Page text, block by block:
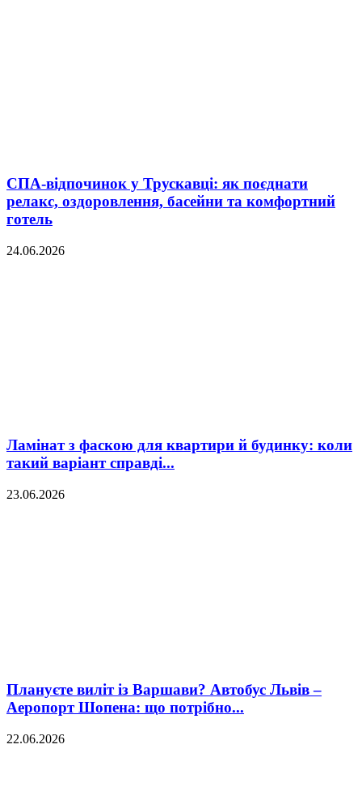
СПА-відпочинок у Трускавці: як поєднати
релакс, оздоровлення, басейни та комфортний
готель
24.06.2026
Ламінат з фаскою для квартири й будинку: коли
такий варіант справді...
23.06.2026
Плануєте виліт із Варшави? Автобус Львів –
Аеропорт Шопена: що потрібно...
22.06.2026